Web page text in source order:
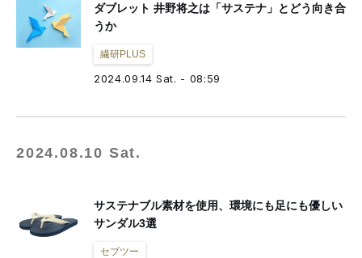
ダブレット 井野将之は「サステナ」とどう向き合
うか
繊研PLUS
2024.09.14 Sat. - 08:59
2024.08.10 Sat.
サステナブル素材を使用、環境にも足にも優しい
サンダル3選
セブツー